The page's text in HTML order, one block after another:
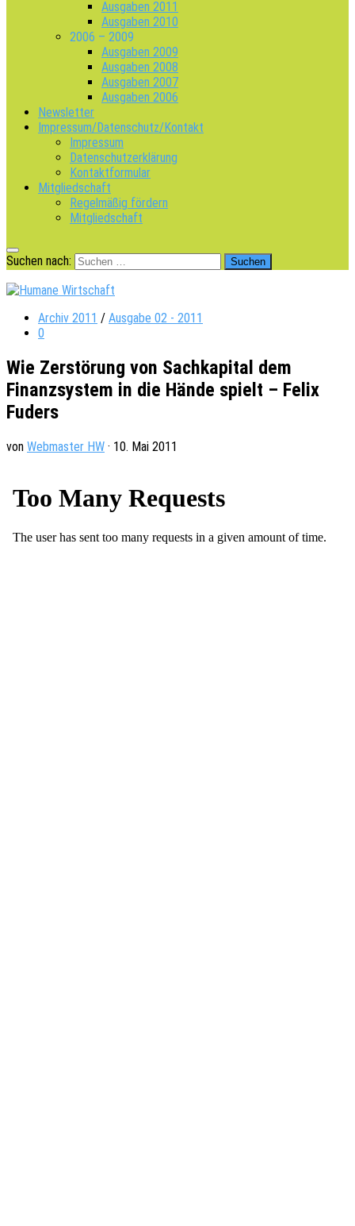
Ausgaben 2011
Ausgaben 2010
2006 – 2009
Ausgaben 2009
Ausgaben 2008
Ausgaben 2007
Ausgaben 2006
Newsletter
Impressum/Datenschutz/Kontakt
Impressum
Datenschutzerklärung
Kontaktformular
Mitgliedschaft
Regelmäßig fördern
Mitgliedschaft
Suchen nach:
Archiv 2011 / Ausgabe 02 - 2011
0
Wie Zerstörung von Sachkapital dem
Finanzsystem in die Hände spielt – Felix
Fuders
von Webmaster HW · 10. Mai 2011